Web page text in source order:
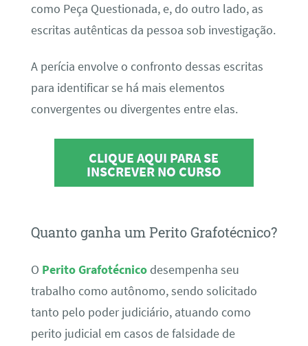
como Peça Questionada, e, do outro lado, as
escritas autênticas da pessoa sob investigação.
A perícia envolve o confronto dessas escritas
para identificar se há mais elementos
convergentes ou divergentes entre elas.
CLIQUE AQUI PARA SE
INSCREVER NO CURSO
Quanto ganha um Perito Grafotécnico?
O Perito Grafotécnicodesempenha seu
trabalho como autônomo, sendo solicitado
tanto pelo poder judiciário, atuando como
perito judicial em casos de falsidade de